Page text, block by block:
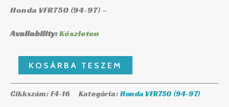
Honda VFR750 (94-97) –
Availability:Készleten
KOSÁRBA TESZEM
Cikkszám: F4-16 Kategória: Honda VFR750 (94-97)